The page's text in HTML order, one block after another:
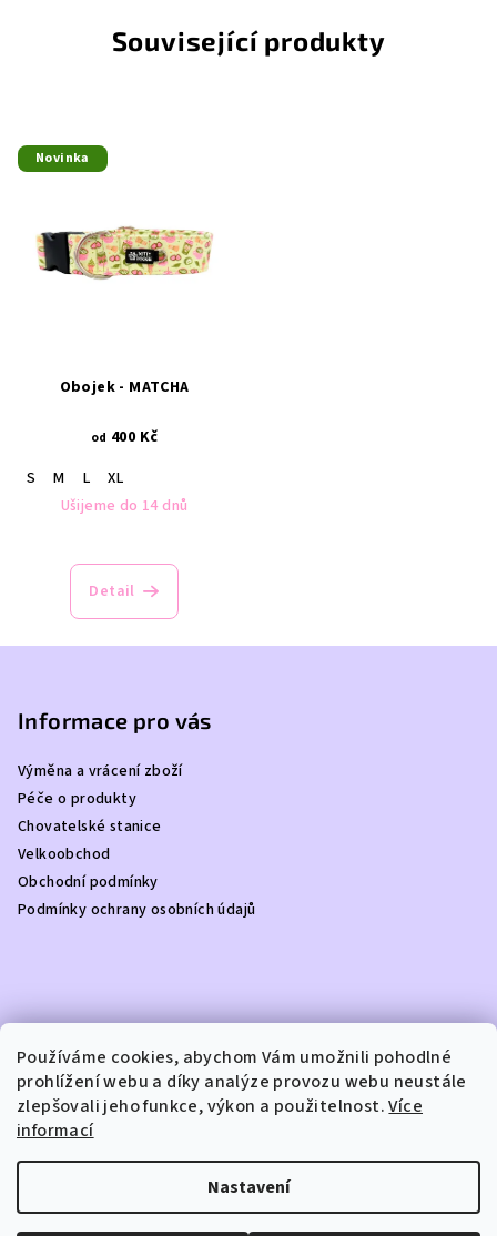
Používáme cookies, abychom Vám umožnili pohodlné
prohlížení webu a díky analýze provozu webu neustále
zlepšovali jeho funkce, výkon a použitelnost.Více
informací
Nastavení
Související produkty
Novinka
Obojek - MATCHA
od 400 Kč
S
M L
XL
Ušijeme do 14 dnů
Detail
Informace pro vás
Výměna a vrácení zboží
Péče o produkty
Chovatelské stanice
Velkoobchod
Obchodní podmínky
Podmínky ochrany osobních údajů
Kontakt
info @dottydoggie.cz
+420739459984